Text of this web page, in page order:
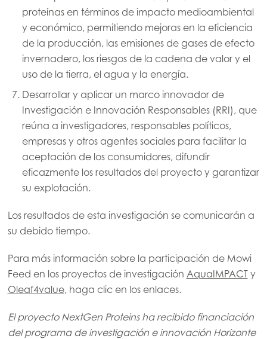
Mowi France
Mowi Germany
Mowi Ireland
Mowi Italy
Mowi Netherlands
Mowi Norway
Mowi Poland
Mowi Scotland
Mowi Spain
Mowi Turkey
Mowi Canada East
Mowi Chile
Continúe en
proteínas en términos de impacto medioambiental
y económico, permitiendo mejoras en la eficiencia
de la producción, las emisiones de gases de efecto
invernadero, los riesgos de la cadena de valor y el
uso de la tierra, el agua y la energía.
Desarrollar y aplicar un marco innovador de
Investigación e Innovación Responsables (RRI), que
reúna a investigadores, responsables políticos,
empresas y otros agentes sociales para facilitar la
aceptación de los consumidores, difundir
eficazmente los resultados del proyecto y garantizar
su explotación.
Los resultados de esta investigación se comunicarán a
su debido tiempo.
Para más información sobre la participación de Mowi
Feed en los proyectos de investigación AquaIMPACTy
Oleaf4value, haga clic en los enlaces.
El proyecto NextGen Proteins ha recibido financiación
del programa de investigación e innovación Horizonte